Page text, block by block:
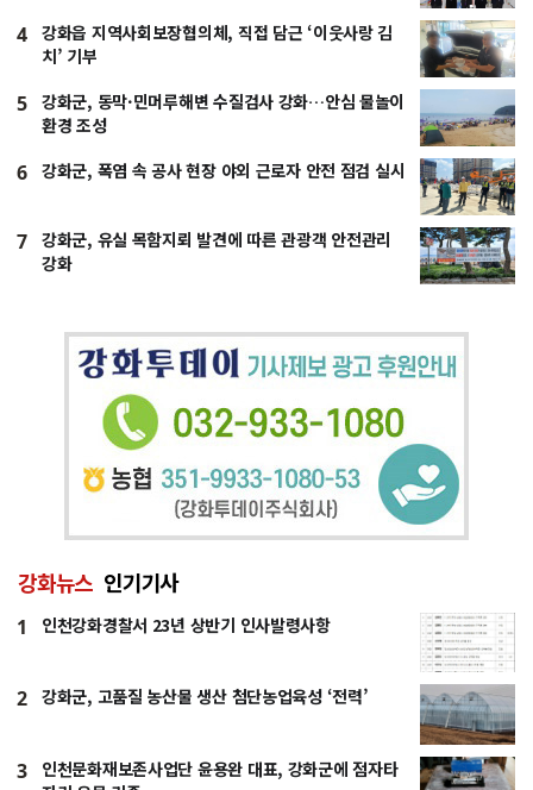
4
강화읍 지역사회보장협의체, 직접 담근 ‘이웃사랑 김
치’ 기부
5
강화군, 동막·민머루해변 수질검사 강화…안심 물놀이
환경 조성
6 강화군, 폭염 속 공사 현장 야외 근로자 안전 점검 실시
7
강화군, 유실 목함지뢰 발견에 따른 관광객 안전관리
강화
강화뉴스 인기기사
1 인천강화경찰서 23년 상반기 인사발령사항
2 강화군, 고품질 농산물 생산 첨단농업육성 ‘전력’
3
인천문화재보존사업단 윤용완 대표, 강화군에 점자타